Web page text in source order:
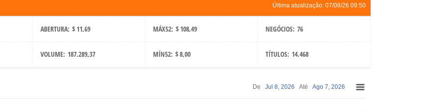
Última atualização: 07/08/26 09:50
ABERTURA: $ 11,69
VOLUME: 187.289,37
MÁX52: $ 108,49
MÍN52: $ 8,00
NEGÓCIOS: 76
TÍTULOS: 14.468
De Jul 8, 2026 Até Ago 7, 2026